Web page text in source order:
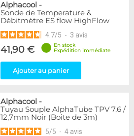
Alphacool -
Sonde de Temperature &
Débitmètre ES flow HighFlow
4.7/5 - 3 avis
41,90 €
En stock
Expédition immédiate
Ajouter au panier
Alphacool -
Tuyau Souple AlphaTube TPV 7,6 /
12,7mm Noir (Boite de 3m)
5/5 - 4 avis